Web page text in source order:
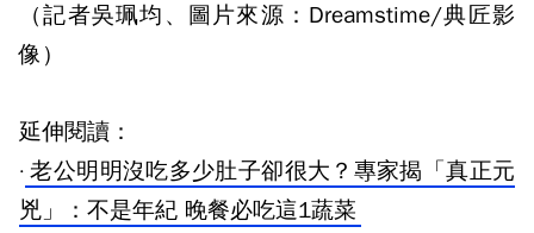
（記者吳珮均、圖片來源：Dreamstime/典匠影
像）
延伸閱讀：
· 老公明明沒吃多少肚子卻很大？專家揭「真正元
兇」：不是年紀 晚餐必吃這1蔬菜